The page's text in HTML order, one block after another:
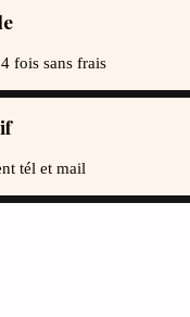
fois sans frais
tél et mail